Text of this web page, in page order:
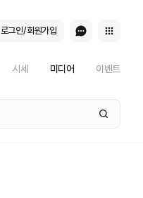
시세 미디어 이벤트
로그인/회원가입